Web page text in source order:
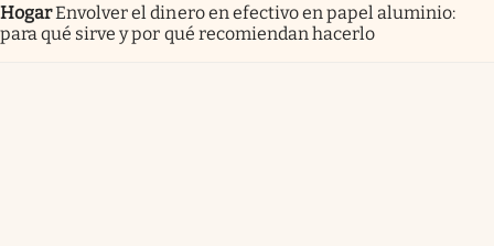
HogarEnvolver el dinero en efectivo en papel aluminio:
para qué sirve y por qué recomiendan hacerlo